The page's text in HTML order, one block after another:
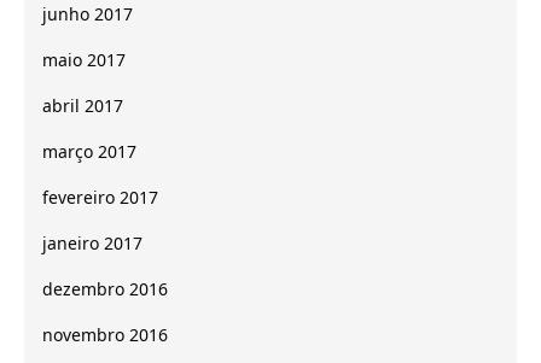
junho 2017
maio 2017
abril 2017
março 2017
fevereiro 2017
janeiro 2017
dezembro 2016
novembro 2016